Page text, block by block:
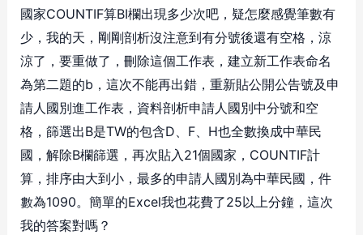
國家COUNTIF算BI欄出現多少次吧，疑怎麼感覺筆數有
少，我的天，剛剛剖析沒注意到有分號後還有空格，涼
涼了，要重做了，刪除這個工作表，建立新工作表命名
為第二題的b，這次不能再出錯，重新貼公開公告號及申
請人國別進工作表，資料剖析申請人國別中分號和空
格，篩選出B是TW的包含D、F、H也全數換成中華民
國，解除B欄篩選，再次貼入21個國家，COUNTIF計
算，排序由大到小，最多的申請人國別為中華民國，件
數為1090。簡單的Excel我也花費了25以上分鐘，這次
我的答案對嗎？